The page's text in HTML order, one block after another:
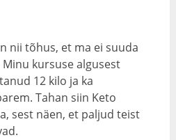
nii tõhus, et ma ei suuda
kursuse algusest
12 kilo ja ka
Tahan siin Keto
sest näen, et paljud teist